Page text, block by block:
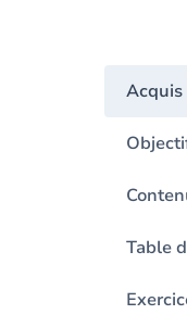
Table